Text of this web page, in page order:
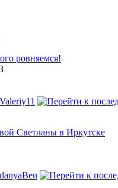
ровняемся!
Valeriy11
Светланы в Иркутске
danyaBen